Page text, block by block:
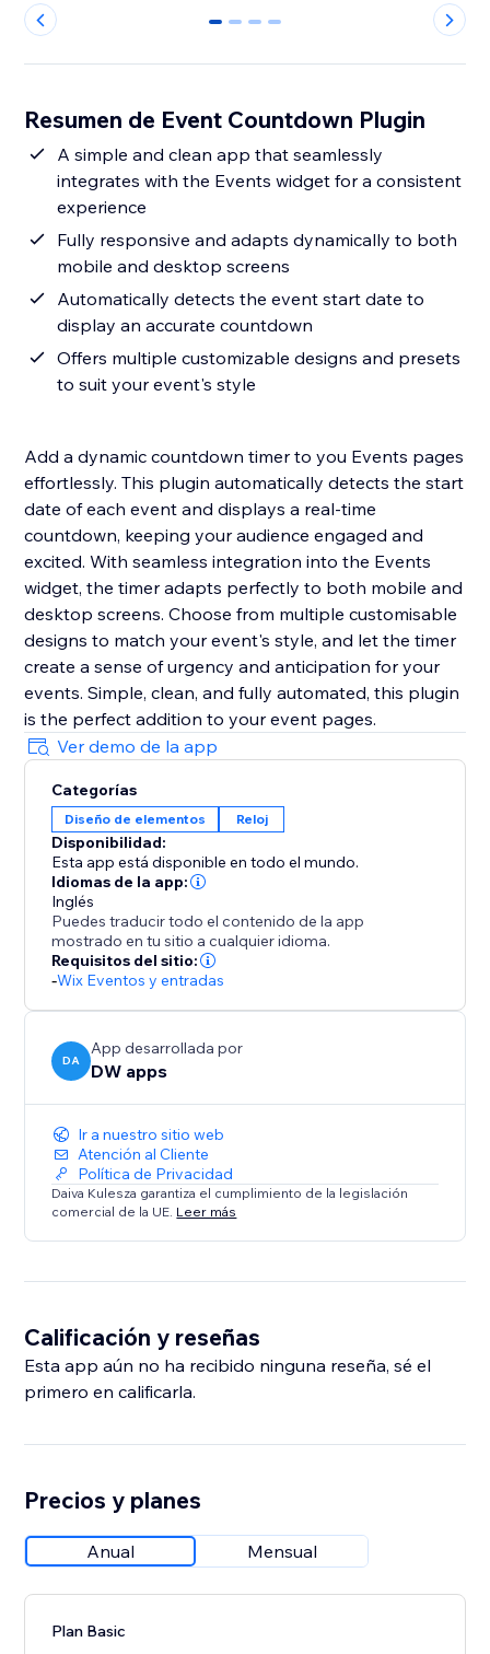
0 1 2 3
Resumen de Event Countdown Plugin
A simple and clean app that seamlessly
integrates with the Events widget for a consistent
experience
Fully responsive and adapts dynamically to both
mobile and desktop screens
Automatically detects the event start date to
display an accurate countdown
Offers multiple customizable designs and presets
to suit your event's style
Add a dynamic countdown timer to you Events pages
effortlessly. This plugin automatically detects the start
date of each event and displays a real-time
countdown, keeping your audience engaged and
excited. With seamless integration into the Events
widget, the timer adapts perfectly to both mobile and
desktop screens. Choose from multiple customisable
designs to match your event's style, and let the timer
create a sense of urgency and anticipation for your
events. Simple, clean, and fully automated, this plugin
is the perfect addition to your event pages.
Ver demo de la app
Categorías
Diseño de elementos Reloj
Disponibilidad:
Esta app está disponible en todo el mundo.
Idiomas de la app:
Inglés
Puedes traducir todo el contenido de la app
mostrado en tu sitio a cualquier idioma.
Requisitos del sitio:
-Wix Eventos y entradas
DA
App desarrollada por
DW apps
Ir a nuestro sitio web
Atención al Cliente
Política de Privacidad
Daiva Kulesza garantiza el cumplimiento de la legislación
comercial de la UE. Leer más
Calificación y reseñas
Esta app aún no ha recibido ninguna reseña, sé el
primero en calificarla.
Precios y planes
Anual Mensual
Plan Basic